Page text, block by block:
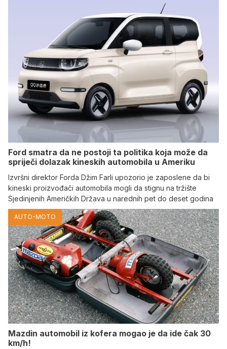
Ford smatra da ne postoji ta politika koja može da
spriječi dolazak kineskih automobila u Ameriku
Izvršni direktor Forda Džim Farli upozorio je zaposlene da bi
kineski proizvođači automobila mogli da stignu na tržište
Sjedinjenih Američkih Država u narednih pet do deset godina
AUTO-MOTO
Mazdin automobil iz kofera mogao je da ide čak 30
km/h!